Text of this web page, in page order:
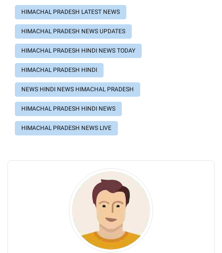
HIMACHAL PRADESH LATEST NEWS
HIMACHAL PRADESH NEWS UPDATES
HIMACHAL PRADESH HINDI NEWS TODAY
HIMACHAL PRADESH HINDI
NEWS HINDI NEWS HIMACHAL PRADESH
HIMACHAL PRADESH HINDI NEWS
HIMACHAL PRADESH NEWS LIVE